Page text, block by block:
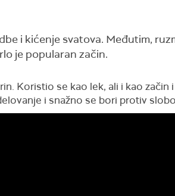
i kićenje svatova. Međutim,
je popularan začin.
Koristio se kao lek, ali i kao začin
i snažno se bori protiv